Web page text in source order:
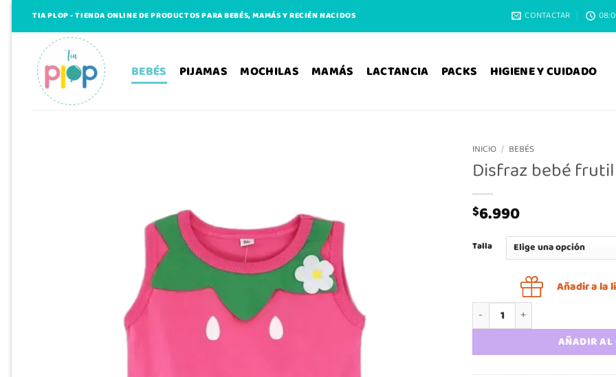
Saltar
contenido
TIA PLOP - TIENDA ONLINE DE PRODUCTOS PARA BEBÉS, MAMÁS Y RECIÉN NACIDOS CONTACTAR
BEBÉS PIJAMAS MOCHILAS MAMÁS LACTANCIA PACKS HIGIENE Y CUIDADO
INICIO / BEBÉS
Disfraz bebé
$6.990
Talla
Añadir a la
Disfraz bebé frutilla cantidad
AÑADIR AL